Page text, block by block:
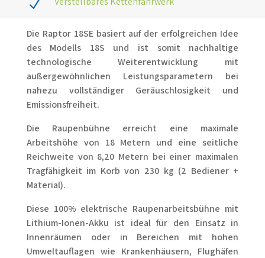
N
Die Raptor 18SE basiert auf der erfolgreichen Idee
des Modells 18S und ist somit nachhaltige
technologische Weiterentwicklung mit
außergewöhnlichen Leistungsparametern bei
nahezu vollständiger Geräuschlosigkeit und
Emissionsfreiheit.
Die Raupenbühne erreicht eine maximale
Arbeitshöhe von 18 Metern und eine seitliche
Reichweite von 8,20 Metern bei einer maximalen
Tragfähigkeit im Korb von 230 kg (2 Bediener +
Material).
Diese 100% elektrische Raupenarbeitsbühne mit
Lithium-Ionen-Akku ist ideal für den Einsatz in
Innenräumen oder in Bereichen mit hohen
Umweltauflagen wie Krankenhäusern, Flughäfen